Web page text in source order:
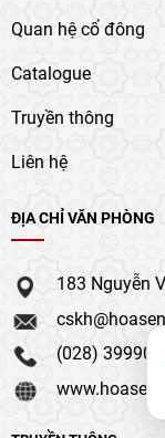
Quan hệ cổ đông
Catalogue
Truyền thông
Liên hệ
ĐỊA CHỈ VĂN PHÒNG
183 Nguyễn
(028) 39990